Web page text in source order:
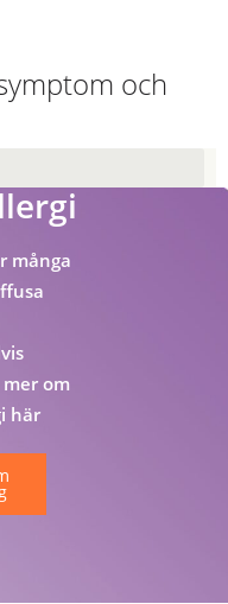
och
många
om
här